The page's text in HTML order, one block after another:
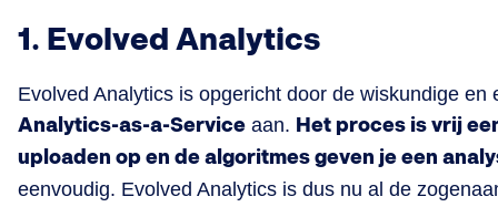
1. Evolved Analytics
Evolved Analytics is opgericht door de wiskundige
Analytics-as-a-Service aan. Het proces is vrij
uploaden op en de algoritmes geven je een
eenvoudig. Evolved Analytics is dus nu al de